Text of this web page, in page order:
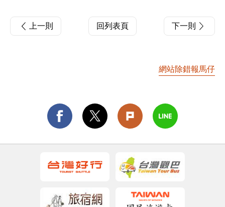
上一則 回列表頁 下一則
網站除錯報馬仔